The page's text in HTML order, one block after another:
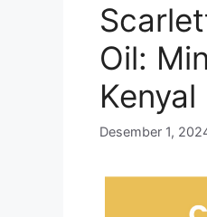
Oil:
Kenyal
Desember 1,